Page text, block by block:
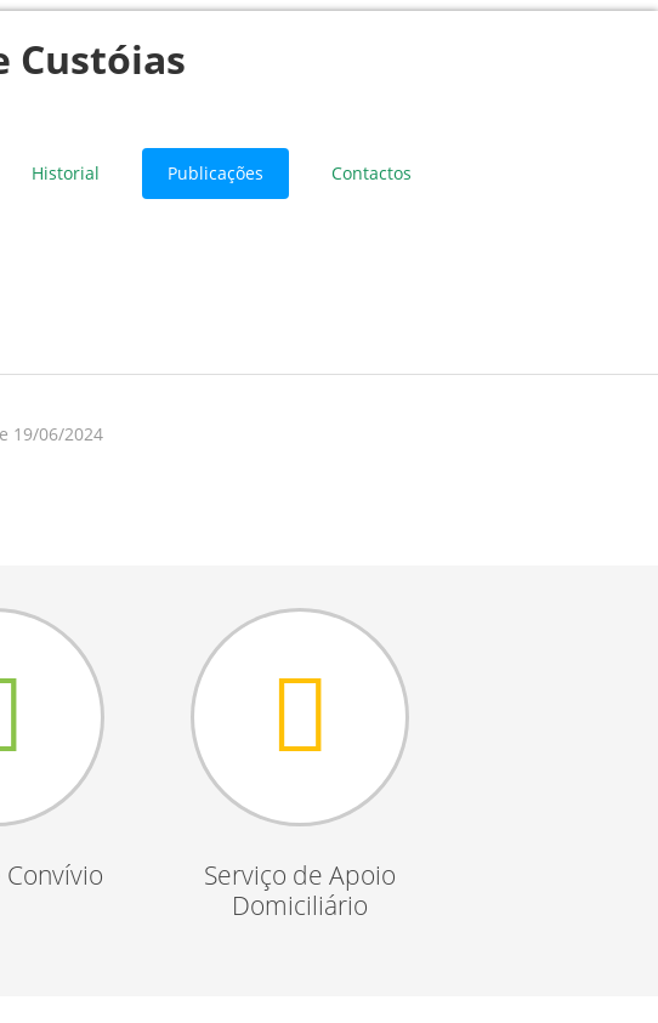
Custóias
Historial Publicações Contactos
19/06/2024
Serviço de Apoio
Domiciliário